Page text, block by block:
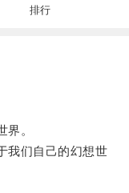
排行
。
们自己的幻想世